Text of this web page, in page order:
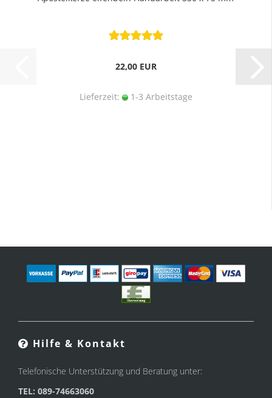
22,00 EUR
Lieferzeit: 1-3 Arbeitstage
Hilfe & Kontakt
Telefonische Unterstützung und Beratung unter:
TEL: 089-74663060